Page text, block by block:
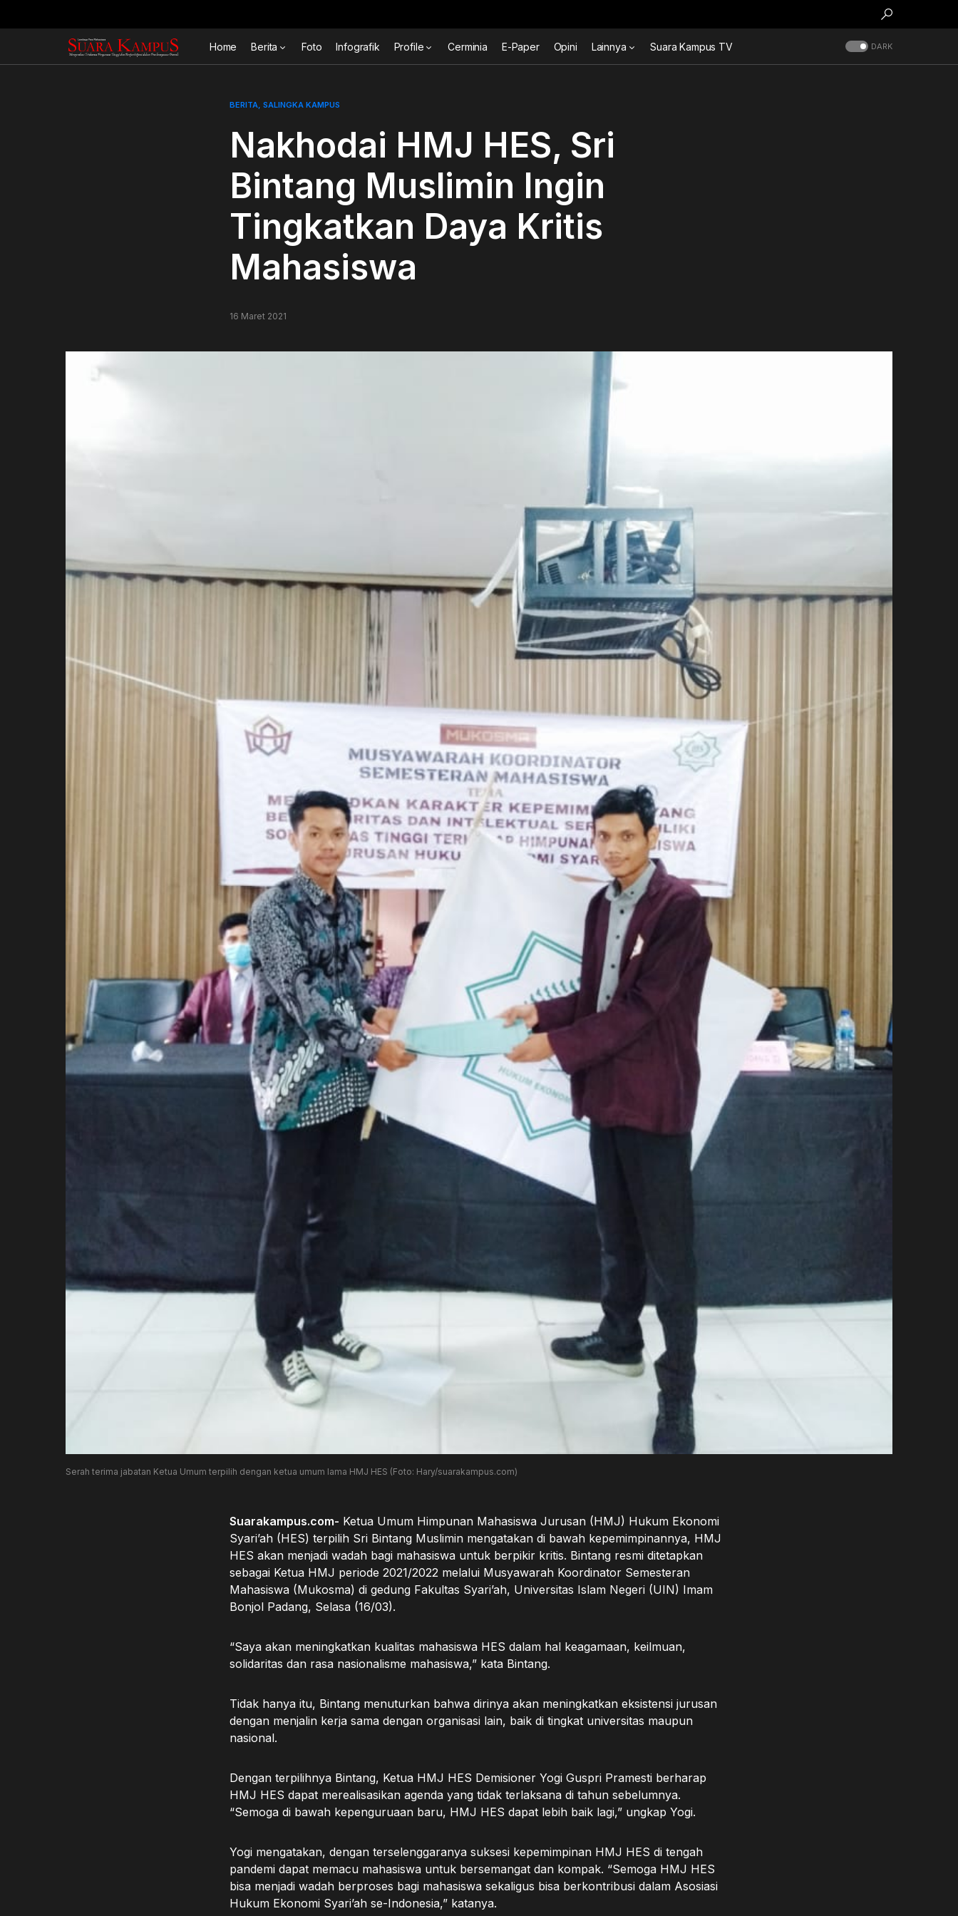
Home Berita Foto Infografik Profile Cerminia E-Paper Opini Lainnya Suara Kampus TV DARK
BERITA SALINGKA KAMPUS
Nakhodai HMJ HES, Sri
Bintang Muslimin Ingin
Tingkatkan Daya Kritis
Mahasiswa
16 Maret 2021
Serah terima jabatan Ketua Umum terpilih dengan ketua umum lama HMJ HES (Foto: Hary/suarakampus.com)
Suarakampus.com- Ketua Umum Himpunan Mahasiswa Jurusan (HMJ) Hukum Ekonomi
Syari’ah (HES) terpilih Sri Bintang Muslimin mengatakan di bawah kepemimpinannya, HMJ
HES akan menjadi wadah bagi mahasiswa untuk berpikir kritis. Bintang resmi ditetapkan
sebagai Ketua HMJ periode 2021/2022 melalui Musyawarah Koordinator Semesteran
Mahasiswa (Mukosma) di gedung Fakultas Syari’ah, Universitas Islam Negeri (UIN) Imam
Bonjol Padang, Selasa (16/03).
“Saya akan meningkatkan kualitas mahasiswa HES dalam hal keagamaan, keilmuan,
solidaritas dan rasa nasionalisme mahasiswa,” kata Bintang.
Tidak hanya itu, Bintang menuturkan bahwa dirinya akan meningkatkan eksistensi jurusan
dengan menjalin kerja sama dengan organisasi lain, baik di tingkat universitas maupun
nasional.
Dengan terpilihnya Bintang, Ketua HMJ HES Demisioner Yogi Guspri Pramesti berharap
HMJ HES dapat merealisasikan agenda yang tidak terlaksana di tahun sebelumnya.
“Semoga di bawah kepenguruaan baru, HMJ HES dapat lebih baik lagi,” ungkap Yogi.
Yogi mengatakan, dengan terselenggaranya suksesi kepemimpinan HMJ HES di tengah
pandemi dapat memacu mahasiswa untuk bersemangat dan kompak. “Semoga HMJ HES
bisa menjadi wadah berproses bagi mahasiswa sekaligus bisa berkontribusi dalam Asosiasi
Hukum Ekonomi Syari’ah se-Indonesia,” katanya.